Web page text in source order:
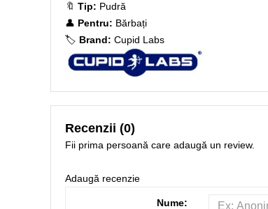
🔖 Tip: Pudră
👤 Pentru: Bărbați
🏷️ Brand: Cupid Labs
Recenzii (0)
Fii prima persoană care adaugă un review.
Adaugă recenzie
Nume: